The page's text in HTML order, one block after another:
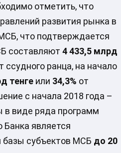
отметить, что
развития рынка в
что подтверждается
составляют 4 433,5 млрд
ссудного ранца, на начало
тенгеили 34,3% от
с начала 2018 года –
в виде ряда программ
является
базы субъектов МСБ до 20